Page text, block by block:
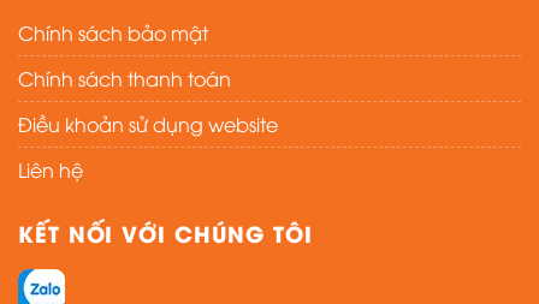
Chính sách bảo mật
Chính sách thanh toán
Điều khoản sử dụng website
Liên hệ
KẾT NỐI VỚI CHÚNG TÔI